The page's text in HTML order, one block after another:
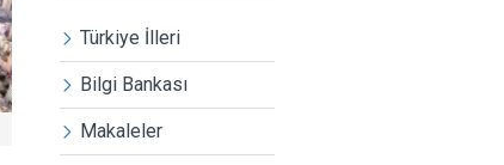
Türkiye İlleri
Bilgi Bankası
Makaleler